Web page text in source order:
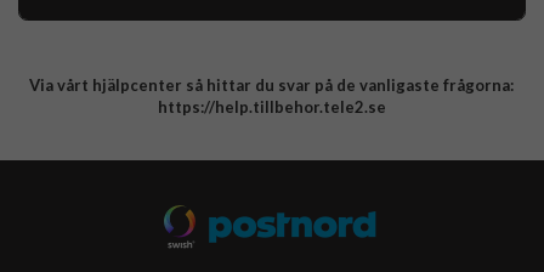
Integritetspolicy
Via vårt hjälpcenter så hittar du svar på de vanligaste frågorna:
https://help.tillbehor.tele2.se